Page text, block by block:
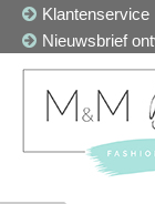
Klantenservice
Nieuwsbrief